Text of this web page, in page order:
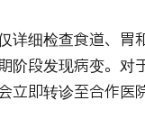
详细检查食道、
阶段发现病变。
立即转诊至合作